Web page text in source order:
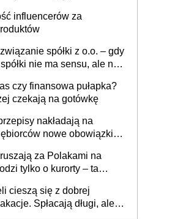
influencerów za
spółki z o.o. – gdy
nie ma sensu, ale nie
czy finansowa pułapka?
czekają na gotówkę
nakładają na
nowe obowiązki w
za Polakami na
tylko o kurorty – ta
urlop po cichu
cieszą się z dobrej
Spłacają długi, ale